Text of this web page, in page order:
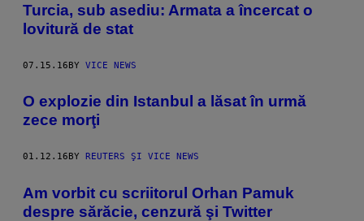
Turcia, sub asediu: Armata a încercat o
lovitură de stat
07.15.16BY VICE NEWS
O explozie din Istanbul a lăsat în urmă
zece morţi
01.12.16 BY REUTERS ŞI VICE NEWS
Am vorbit cu scriitorul Orhan Pamuk
despre sărăcie, cenzură şi Twitter